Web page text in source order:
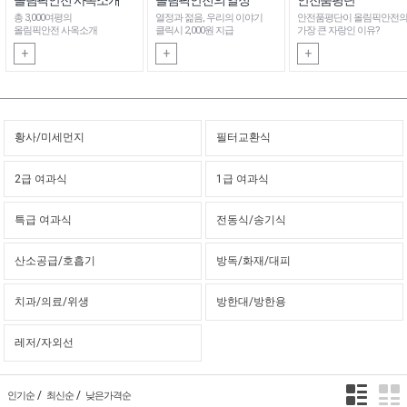
총 3,000여평의
올림픽안전 사옥소개
+
열정과 젊음, 우리의 이야기
클릭시 2,000원 지급
+
안전품평단이 올림픽안전의
가장 큰 자랑인 이유?
+
황사/미세먼지 필터교환식
2급 여과식 1급 여과식
특급 여과식 전동식/송기식
산소공급/호흡기 방독/화재/대피
치과/의료/위생 방한대/방한용
레저/자외선
인기순 / 최신순 / 낮은가격순